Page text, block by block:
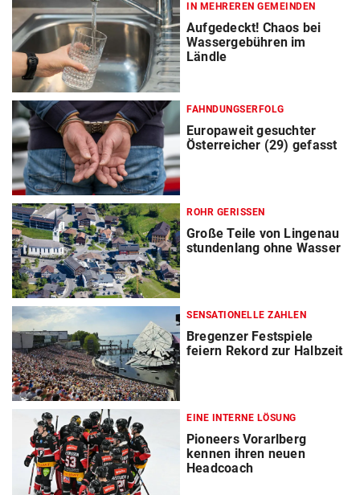
IN MEHREREN GEMEINDEN
Aufgedeckt! Chaos bei
Wassergebühren im
Ländle
FAHNDUNGSERFOLG
Europaweit gesuchter
Österreicher (29) gefasst
ROHR GERISSEN
Große Teile von Lingenau
stundenlang ohne Wasser
SENSATIONELLE ZAHLEN
Bregenzer Festspiele
feiern Rekord zur Halbzeit
EINE INTERNE LÖSUNG
Pioneers Vorarlberg
kennen ihren neuen
Headcoach